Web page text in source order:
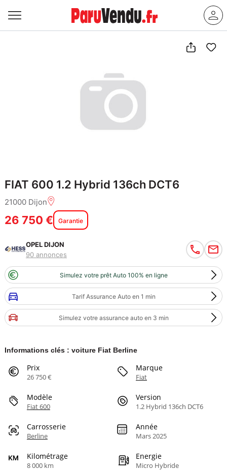
FIAT 600 1.2 Hybrid 136ch DCT6
21000 Dijon
26 750 € Garantie
OPEL DIJON
90 annonces
Simulez votre prêt Auto 100% en ligne
Tarif Assurance Auto en 1 min
Simulez votre assurance auto en 3 min
Informations clés : voiture Fiat Berline
Prix
26 750 €
Marque
Fiat
Modèle
Fiat 600
Version
1.2 Hybrid 136ch DCT6
Carrosserie
Berline
Année
Mars 2025
Kilométrage
8 000 km
Energie
Micro Hybride